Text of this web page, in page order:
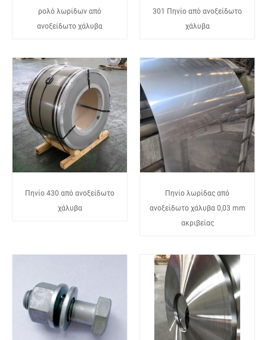
ρολό λωρίδων από
ανοξείδωτο χάλυβα
301 Πηνίο από ανοξείδωτο
χάλυβα
Πηνίο 430 από ανοξείδωτο
χάλυβα
Πηνίο λωρίδας από
ανοξείδωτο χάλυβα 0,03 mm
ακριβείας